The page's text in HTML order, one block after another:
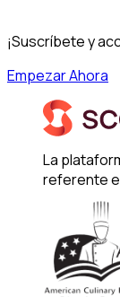
¡Suscríbete y
Empezar Ahora
La
referente